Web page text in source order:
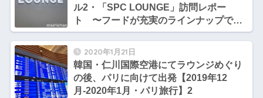
ル2・「SPC LOUNGE」訪問レポー
ト 〜フードが充実のラインナップで
す！
2020年1月21日
韓国・仁川国際空港にてラウンジめぐり
の後、パリに向けて出発【2019年12
月-2020年1月・パリ旅行】2